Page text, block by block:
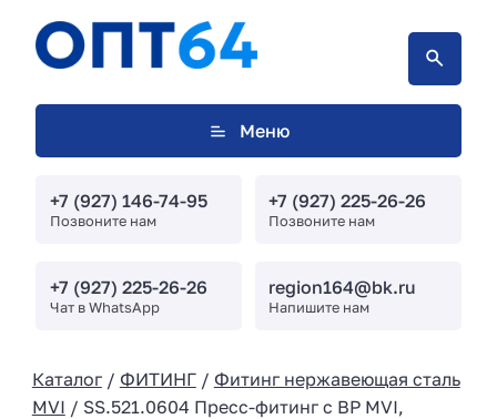
Меню
+7 (927) 146-74-95
Позвоните нам
+7 (927) 225-26-26
Позвоните нам
+7 (927) 225-26-26
Чат в WhatsApp
region164@bk.ru
Напишите нам
Каталог/ ФИТИНГ/ Фитинг нержавеющая сталь
MVI / SS.521.0604 Пресс-фитинг с ВР MVI,